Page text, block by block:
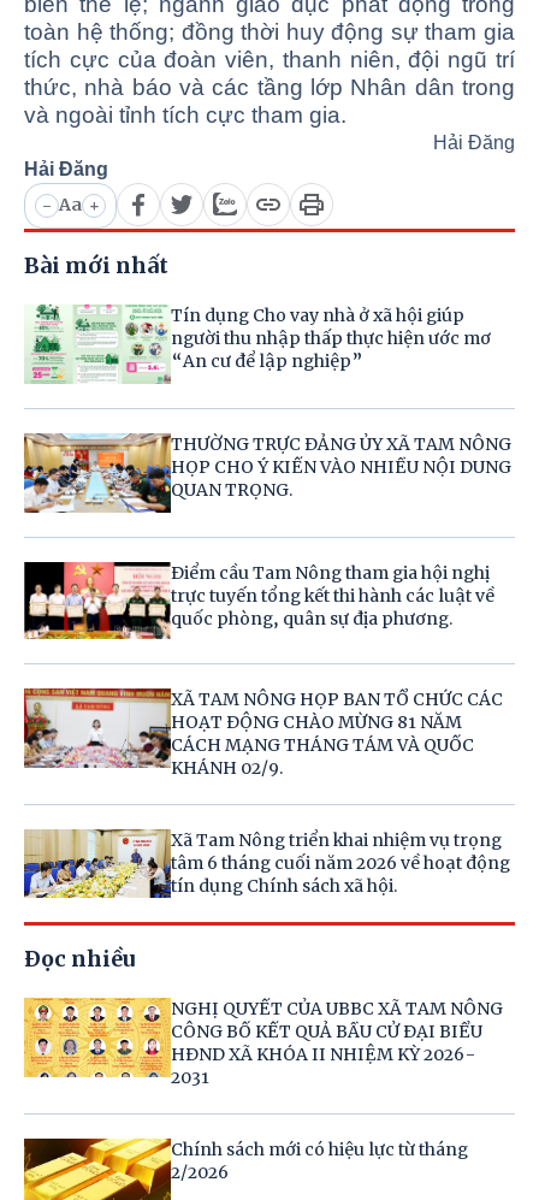
toàn hệ thống; đồng thời huy động sự tham gia
tích cực của đoàn viên, thanh niên, đội ngũ trí
thức, nhà báo và các tầng lớp Nhân dân trong
và ngoài tỉnh tích cực tham gia.
Hải Đăng
Hải Đăng
- Aa +
Bài mới nhất
Tín dụng Cho vay nhà ở xã hội giúp
người thu nhập thấp thực hiện ước mơ
“An cư để lập nghiệp”
THƯỜNG TRỰC ĐẢNG ỦY XÃ TAM NÔNG
HỌP CHO Ý KIẾN VÀO NHIỀU NỘI DUNG
QUAN TRỌNG.
Điểm cầu Tam Nông tham gia hội nghị
trực tuyến tổng kết thi hành các luật về
quốc phòng, quân sự địa phương.
XÃ TAM NÔNG HỌP BAN TỔ CHỨC CÁC
HOẠT ĐỘNG CHÀO MỪNG 81 NĂM
CÁCH MẠNG THÁNG TÁM VÀ QUỐC
KHÁNH 02/9.
Xã Tam Nông triển khai nhiệm vụ trọng
tâm 6 tháng cuối năm 2026 về hoạt động
tín dụng Chính sách xã hội.
Đọc nhiều
NGHỊ QUYẾT CỦA UBBC XÃ TAM NÔNG
CÔNG BỐ KẾT QUẢ BẦU CỬ ĐẠI BIỂU
HĐND XÃ KHÓA II NHIỆM KỲ 2026-
2031
Chính sách mới có hiệu lực từ tháng
2/2026